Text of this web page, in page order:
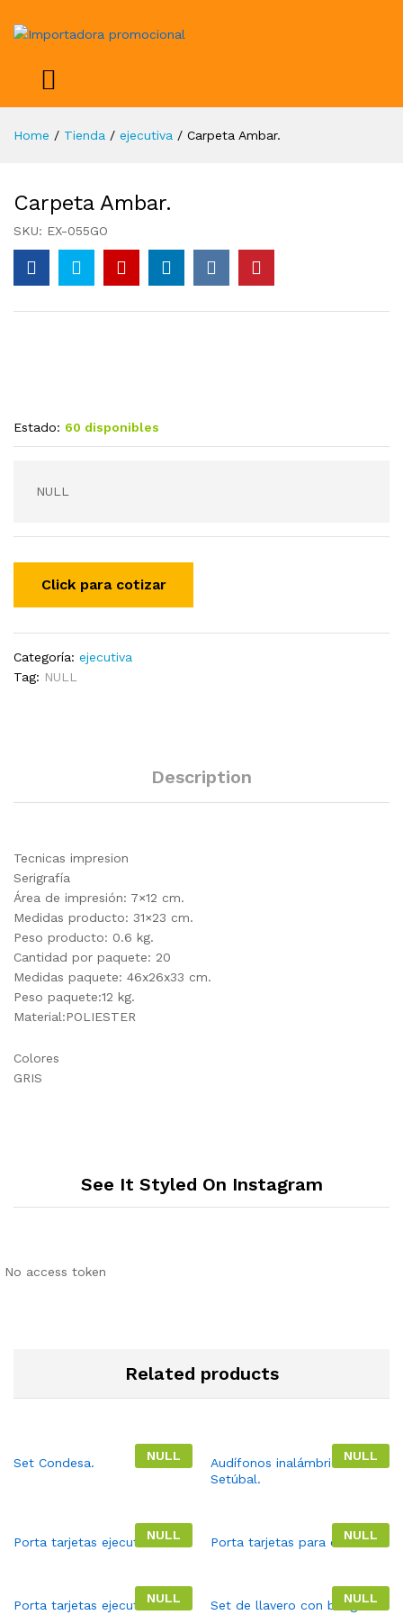
Home / Tienda / ejecutiva / Carpeta Ambar.
Carpeta Ambar.
SKU: EX-055GO
Estado: 60 disponibles
NULL
Categoría: ejecutiva
Tag: NULL
Description
Tecnicas impresion
Serigrafía
Área de impresión: 7×12 cm.
Medidas producto: 31×23 cm.
Peso producto: 0.6 kg.
Cantidad por paquete: 20
Medidas paquete: 46x26x33 cm.
Peso paquete:12 kg.
Material:POLIESTER
Colores
GRIS
See It Styled On Instagram
No access token
Related products
NULL
Set Condesa. NULL
Audífonos inalámbricos
Setúbal.
NULL
Porta tarjetas ejecutivo. NULL
Porta tarjetas para celular.
NULL
Porta tarjetas ejecutivo. NULL
Set de llavero con bolígrafo.